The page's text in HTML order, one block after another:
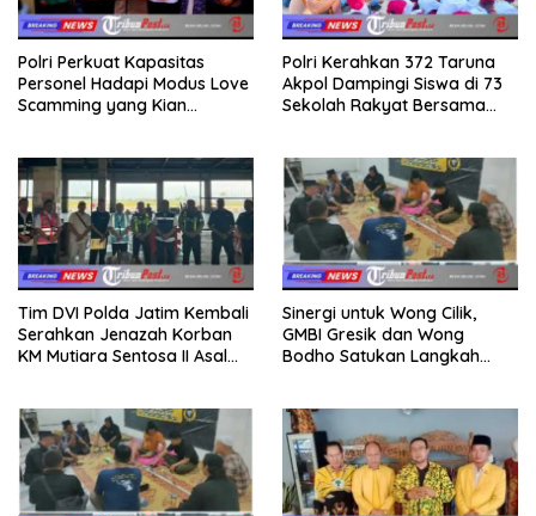
Polri Perkuat Kapasitas
Personel Hadapi Modus Love
Scamming yang Kian
Polri Kerahkan 372 Taruna
Akpol Dampingi Siswa di 73
Sekolah Rakyat Bersama
Tim DVI Polda Jatim Kembali
Serahkan Jenazah Korban
KM Mutiara Sentosa II Asal
Sinergi untuk Wong Cilik,
GMBI Gresik dan Wong
Bodho Satukan Langkah